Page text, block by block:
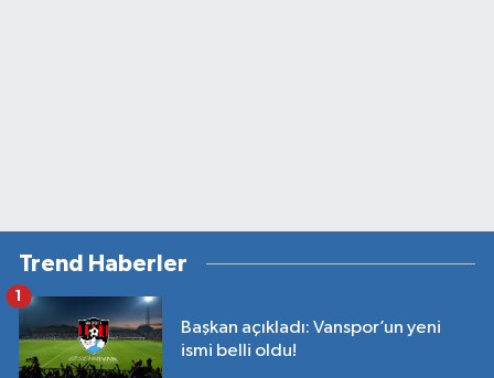
Trend Haberler
Başkan açıkladı: Vanspor’un yeni
ismi belli oldu!
1